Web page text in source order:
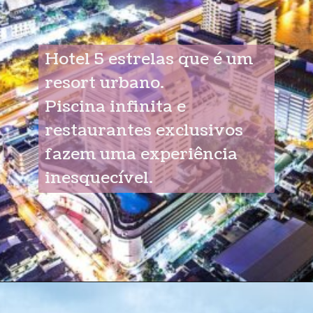
Hotel 5 estrelas que é um
resort urbano.
Piscina infinita e
restaurantes exclusivos
fazem uma experiência
inesquecível.